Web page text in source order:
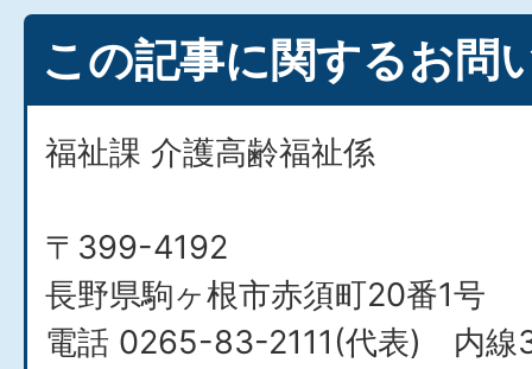
この記事に関するお問
福祉課 介護高齢福祉係
〒399-4192
長野県駒ヶ根市赤須町20番1号
電話 0265-83-2111(代表) 内線